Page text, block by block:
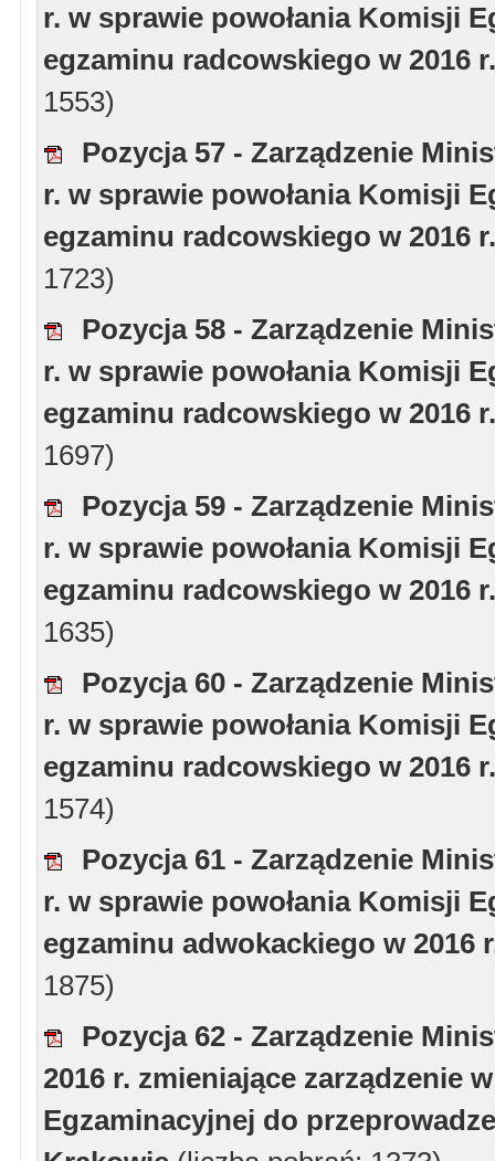
r. w sprawie powołania Komisji
egzaminu radcowskiego w 2016
1553)
Pozycja 57 - Zarządzenie
r. w sprawie powołania Komisji
egzaminu radcowskiego w 2016
1723)
Pozycja 58 - Zarządzenie
r. w sprawie powołania Komisji
egzaminu radcowskiego w 2016
1697)
Pozycja 59 - Zarządzenie
r. w sprawie powołania Komisji
egzaminu radcowskiego w 2016
1635)
Pozycja 60 - Zarządzenie
r. w sprawie powołania Komisji
egzaminu radcowskiego w 2016
1574)
Pozycja 61 - Zarządzenie
r. w sprawie powołania Komisji
egzaminu adwokackiego w 2016
1875)
Pozycja 62 - Zarządzenie
2016 r. zmieniające zarządzenie
Egzaminacyjnej do